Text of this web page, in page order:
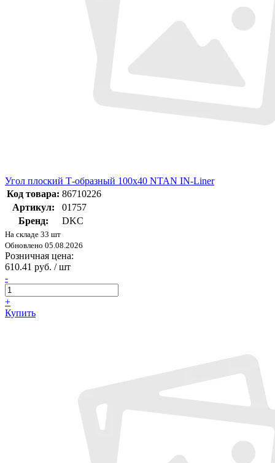
Угол плоский Т-образный 100x40 NTAN IN-Liner
Код товара: 86710226
Артикул:
01757
Бренд:
DKC
На складе 33 шт
Обновлено 05.08.2026
Розничная цена:
610.41 руб. / шт
-
+
Купить